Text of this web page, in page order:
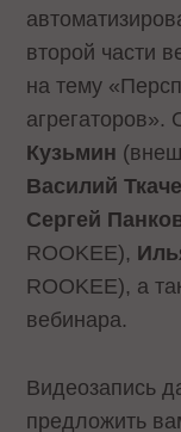
второй части
на тему
агрегаторов».
Кузьмин
Василий
Сергей
ROOKEE),
ROOKEE), а
вебинара.
Видеозапись
предложить